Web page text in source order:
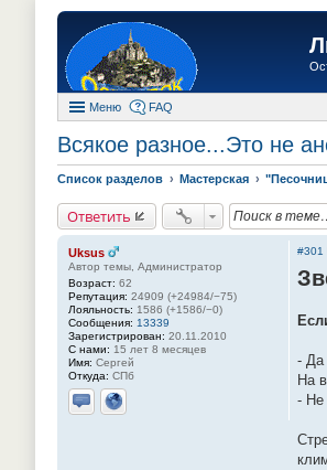
Меню FAQ
Всякое разное...Это не
Список разделов Мастерская
Ответить
Uksus
Автор темы, Администратор
Возраст: 62
Репутация: 24909 (+24984/−75)
Лояльность: 1586 (+1586/−0)
Сообщения: 13339
Зарегистрирован: 20.11.2010
С нами: 15 лет 8 месяцев
Имя: Сергей
Откуда: СПб
Отправить личное сообщение
Сайт
#301
- Да
На
- Не